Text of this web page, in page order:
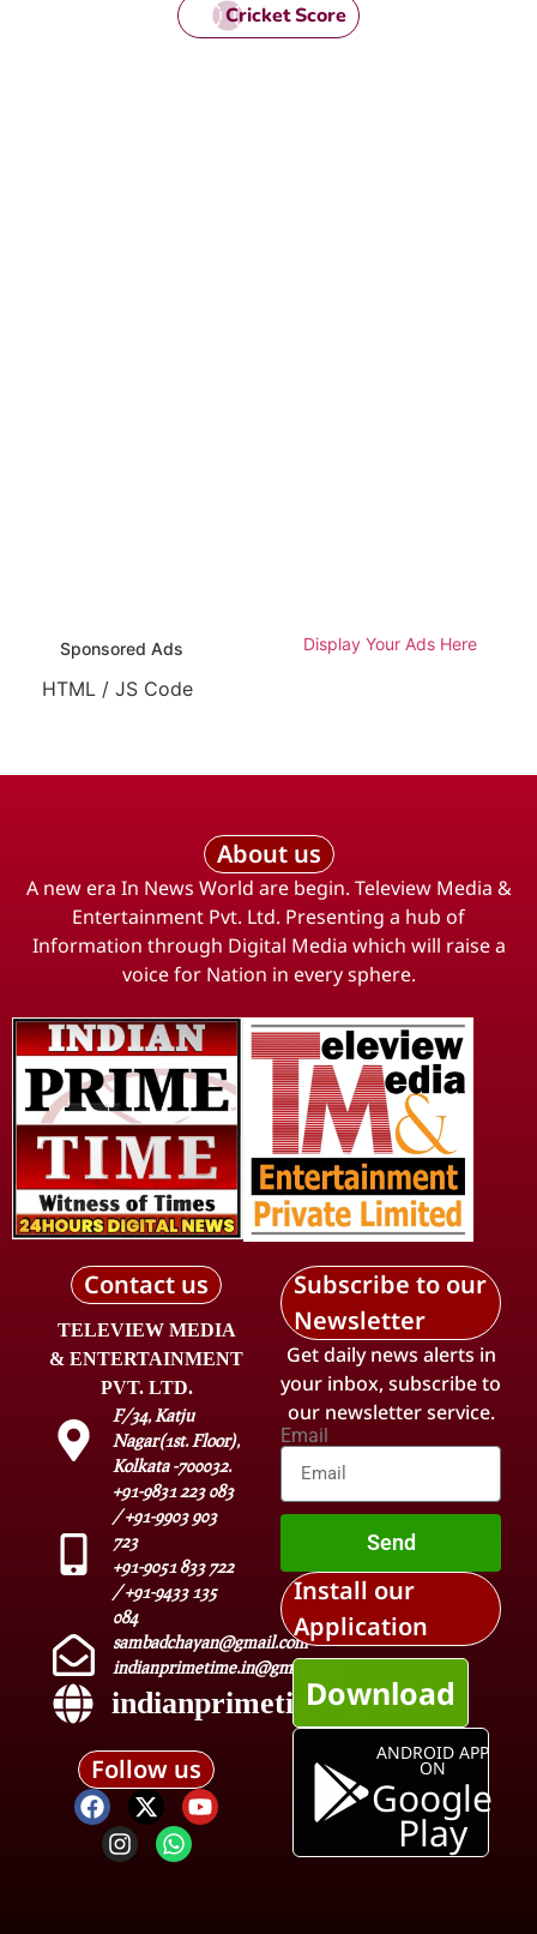
Cricket Score
Sponsored Ads Display Your Ads Here
HTML / JS Code
About us
A new era In News World are begin. Teleview Media &
Entertainment Pvt. Ltd. Presenting a hub of
Information through Digital Media which will raise a
voice for Nation in every sphere.
Contact us
TELEVIEW MEDIA
& ENTERTAINMENT
PVT. LTD.
F/34, Katju
Nagar(1st. Floor),
Kolkata -700032.
+91-9831 223 083
/ +91-9903 903
723
+91-9051 833 722
/ +91-9433 135
084
sambadchayan@gmail.com
indianprimetime.in@gmail.com
indianprimetime.in
Follow us
Subscribe to our
Newsletter
Get daily news alerts in
your inbox, subscribe to
our newsletter service.
Email
Send
Install our
Application
Download
ANDROID APP
ON
Google
Play